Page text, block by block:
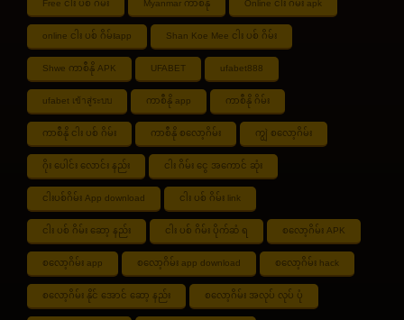
Free ငါး ပစ် ဂိမ်း Myanmar ကာစီနို Online ငါး ဂိမ်း apk
online ငါး ပစ် ဂိမ်းapp Shan Koe Mee ငါး ပစ် ဂိမ်း
Shwe ကာစီနို APK UFABET ufabet888
ufabet เข้าสู่ระบบ ကာစီနို app ကာစီနို ဂိမ်း
ကာစီနို ငါး ပစ် ဂိမ်း ကာစီနို စလော့ဂိမ်း ကျွဲ စလော့ဂိမ်း
ဂိုး ပေါင်း လောင်း နည်း ငါး ဂိမ်း ငွေ အကောင် ဆုံး
ငါးပစ်ဂိမ်း App download ငါး ပစ် ဂိမ်း link
ငါး ပစ် ဂိမ်း ဆော့ နည်း ငါး ပစ် ဂိမ်း ပိုက်ဆံ ရ စလော့ဂိမ်း APK
စလော့ဂိမ်း app စလော့ဂိမ်း app download စလော့ဂိမ်း hack
စလော့ဂိမ်း နိုင် အောင် ဆော့ နည်း စလော့ဂိမ်း အလုပ် လုပ် ပုံ